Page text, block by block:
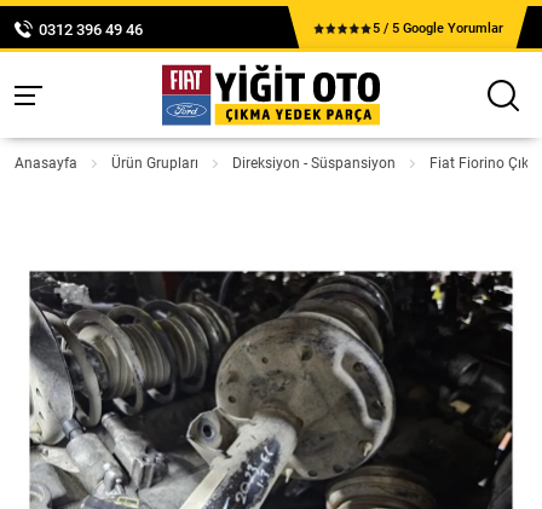
0312 396 49 46 5 / 5 Google Yorumlar
Anasayfa Ürün Grupları Direksiyon - Süspansiyon Fiat Fiorino